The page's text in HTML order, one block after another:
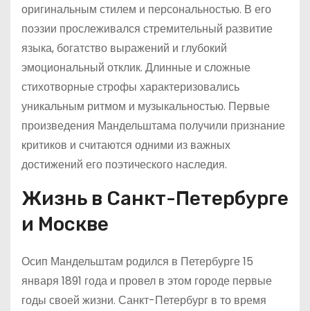
оригинальным стилем и персональностью. В его
поэзии прослеживался стремительный развитие
языка, богатство выражений и глубокий
эмоциональный отклик. Длинные и сложные
стихотворные строфы характеризовались
уникальным ритмом и музыкальностью. Первые
произведения Мандельштама получили признание
критиков и считаются одними из важных
достижений его поэтического наследия.
Жизнь в Санкт-Петербурге
и Москве
Осип Мандельштам родился в Петербурге 15
января 1891 года и провел в этом городе первые
годы своей жизни. Санкт-Петербург в то время